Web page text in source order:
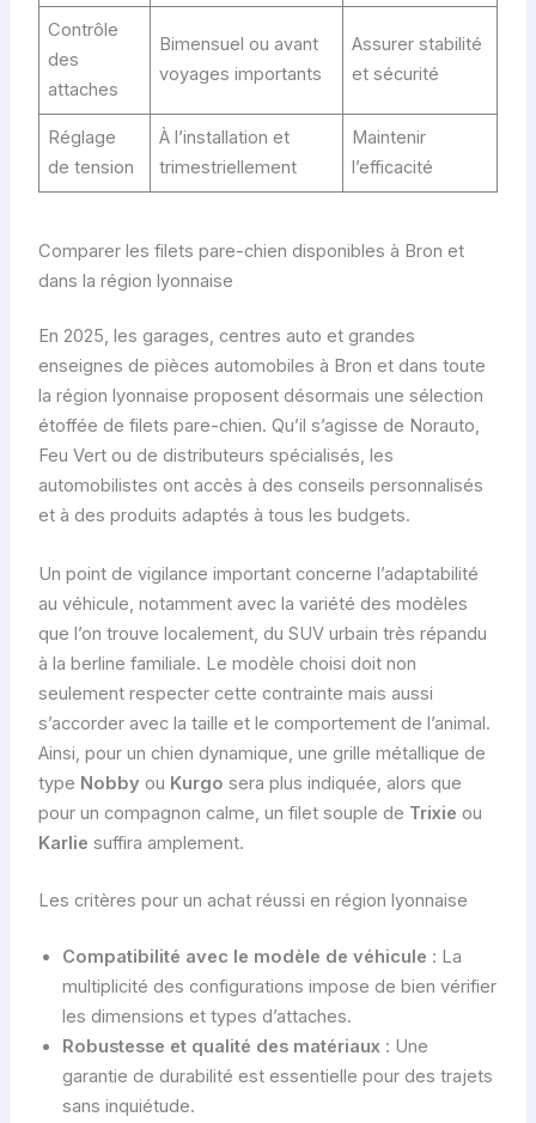
Contrôle
des
attaches
Bimensuel ou avant
voyages importants
Assurer stabilité
et sécurité
Réglage
de tension
À l’installation et
trimestriellement
Maintenir
l’efficacité
Comparer les filets pare-chien disponibles à Bron et
dans la région lyonnaise
En 2025, les garages, centres auto et grandes
enseignes de pièces automobiles à Bron et dans toute
la région lyonnaise proposent désormais une sélection
étoffée de filets pare-chien. Qu’il s’agisse de Norauto,
Feu Vert ou de distributeurs spécialisés, les
automobilistes ont accès à des conseils personnalisés
et à des produits adaptés à tous les budgets.
Un point de vigilance important concerne l’adaptabilité
au véhicule, notamment avec la variété des modèles
que l’on trouve localement, du SUV urbain très répandu
à la berline familiale. Le modèle choisi doit non
seulement respecter cette contrainte mais aussi
s’accorder avec la taille et le comportement de l’animal.
Ainsi, pour un chien dynamique, une grille métallique de
type Nobby ou Kurgo sera plus indiquée, alors que
pour un compagnon calme, un filet souple de Trixie ou
Karlie suffira amplement.
Les critères pour un achat réussi en région lyonnaise
Compatibilité avec le modèle de véhicule : La
multiplicité des configurations impose de bien vérifier
les dimensions et types d’attaches.
Robustesse et qualité des matériaux: Une
garantie de durabilité est essentielle pour des trajets
sans inquiétude.